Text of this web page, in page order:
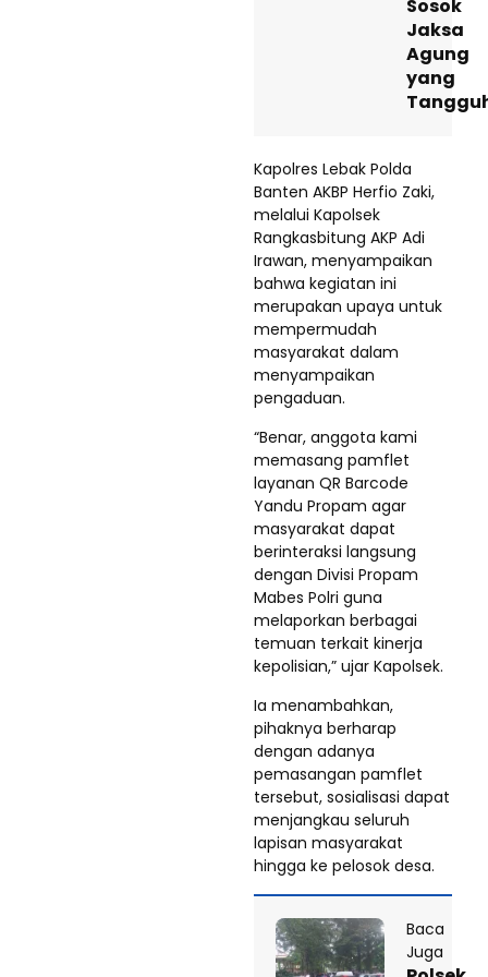
Sosok
Jaksa
Agung
yang
Kapolres Lebak Polda
Banten AKBP Herfio Zaki,
melalui Kapolsek
Rangkasbitung AKP Adi
Irawan, menyampaikan
bahwa kegiatan ini
merupakan upaya untuk
mempermudah
masyarakat dalam
menyampaikan
pengaduan.
“Benar, anggota kami
memasang pamflet
layanan QR Barcode
Yandu Propam agar
masyarakat dapat
berinteraksi langsung
dengan Divisi Propam
Mabes Polri guna
melaporkan berbagai
temuan terkait kinerja
kepolisian,” ujar Kapolsek.
Ia menambahkan,
pihaknya berharap
dengan adanya
pemasangan pamflet
tersebut, sosialisasi dapat
menjangkau seluruh
lapisan masyarakat
hingga ke pelosok desa.
Baca
Juga